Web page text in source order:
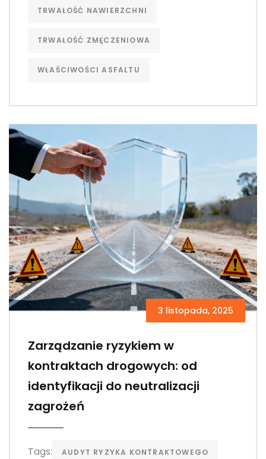
TRWAŁOŚĆ NAWIERZCHNI
TRWAŁOŚĆ ZMĘCZENIOWA
WŁAŚCIWOŚCI ASFALTU
3 listopada, 2025
Zarządzanie ryzykiem w
kontraktach drogowych: od
identyfikacji do neutralizacji
zagrożeń
Tags: AUDYT RYZYKA KONTRAKTOWEGO